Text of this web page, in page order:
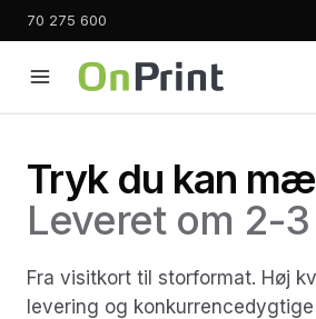
70 275 600
Tryk du kan
Leveret om 2-
Fra visitkort til storformat. Høj
levering og konkurrencedygtige